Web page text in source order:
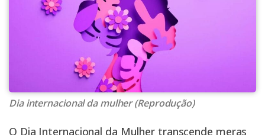
Dia internacional da mulher (Reprodução)
O Dia Internacional da Mulher transcende meras